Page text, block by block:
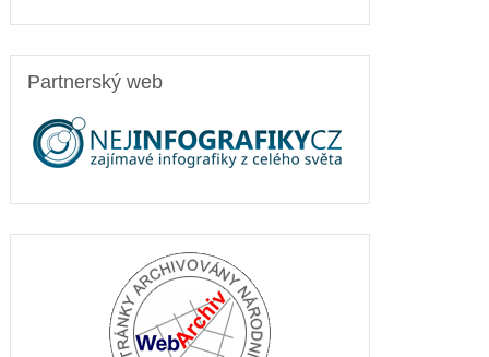
Partnerský web